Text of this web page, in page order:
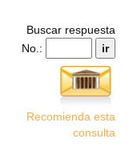
Buscar respuesta
No.:
Recomienda esta
consulta